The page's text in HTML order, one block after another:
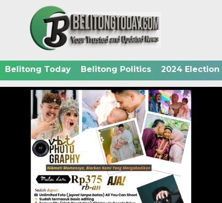
Belitong Today Belitong Politics 2024 Election